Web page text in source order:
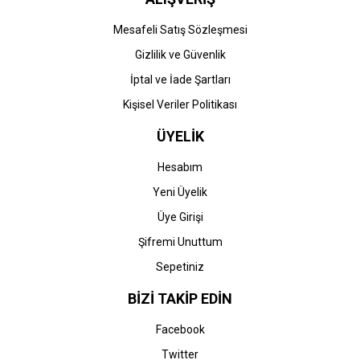
Mesafeli Satış Sözleşmesi
Gizlilik ve Güvenlik
İptal ve İade Şartları
Kişisel Veriler Politikası
ÜYELİK
Hesabım
Yeni Üyelik
Üye Girişi
Şifremi Unuttum
Sepetiniz
BİZİ TAKİP EDİN
Facebook
Twitter